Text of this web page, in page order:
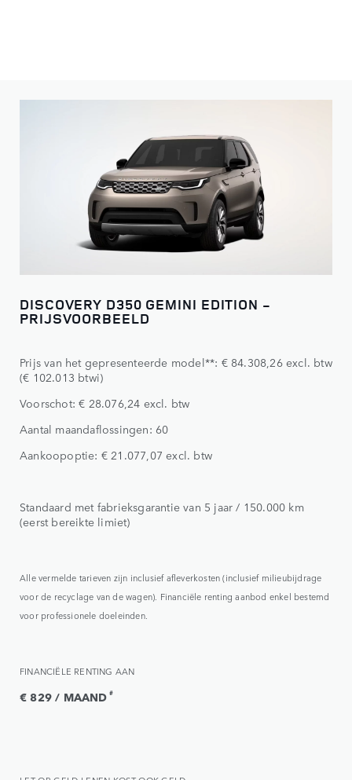
DISCOVERY D350 GEMINI EDITION -
PRIJSVOORBEELD
Prijs van het gepresenteerde model**: € 84.308,26 excl. btw
(€ 102.013 btwi)
Voorschot: € 28.076,24 excl. btw
Aantal maandaflossingen: 60
Aankoopoptie: € 21.077,07 excl. btw
Standaard met fabrieksgarantie van 5 jaar / 150.000 km
(eerst bereikte limiet)
Alle vermelde tarieven zijn inclusief afleverkosten (inclusief milieubijdrage
voor de recyclage van de wagen). Financiële renting aanbod enkel bestemd
voor professionele doeleinden.
FINANCIËLE RENTING AAN
€ 829 / MAAND #